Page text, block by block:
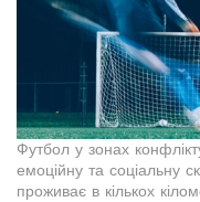
Футбол у зонах
емоційну та соціальну
проживає в кількох